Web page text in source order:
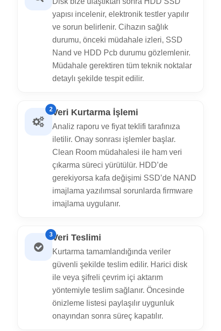
yapısı incelenir, elektronik testler yapılır
ve sorun belirlenir. Cihazın sağlık
durumu, önceki müdahale izleri, SSD
Nand ve HDD Pcb durumu gözlemlenir.
Müdahale gerektiren tüm teknik noktalar
detaylı şekilde tespit edilir.
2Veri Kurtarma İşlemi
Analiz raporu ve fiyat teklifi tarafınıza
iletilir. Onay sonrası işlemler başlar.
Clean Room müdahalesi ile ham veri
çıkarma süreci yürütülür. HDD’de
gerekiyorsa kafa değişimi SSD’de NAND
imajlama yazılımsal sorunlarda firmware
imajlama uygulanır.
3Veri Teslimi
Kurtarma tamamlandığında veriler
güvenli şekilde teslim edilir. Harici disk
ile veya şifreli çevrim içi aktarım
yöntemiyle teslim sağlanır. Öncesinde
önizleme listesi paylaşılır uygunluk
onayından sonra süreç kapatılır.